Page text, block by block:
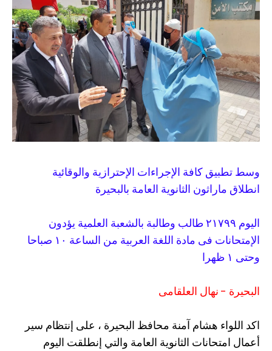
وسط تطبيق كافة الإجراءات الإحترازية والوقائية
انطلاق ماراثون الثانوية العامة بالبحيرة
اليوم ٢١٧٩٩ طالب وطالبة بالشعبة العلمية يؤدون
الإمتحانات فى مادة اللغة العربية من الساعة ١٠ صباحا
وحتى ١ ظهرا
البحيرة - نهال العلقامى
اكد اللواء هشام آمنة محافظ البحيرة ، على إنتظام سير
أعمال امتحانات الثانوية العامة والتي إنطلقت اليوم